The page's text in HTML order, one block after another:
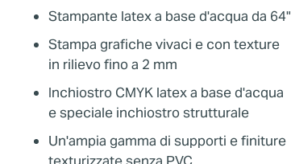
Stampante latex a base d'acqua da 64"
Stampa grafiche vivaci e con texture
in rilievo fino a 2 mm
Inchiostro CMYK latex a base d'acqua
e speciale inchiostro strutturale
Un'ampia gamma di supporti e finiture
texturizzate senza PVC